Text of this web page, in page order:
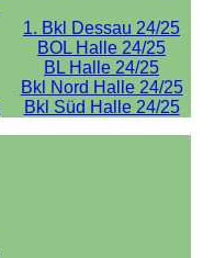
1. Bkl Dessau 24/25
BOL Halle 24/25
BL Halle 24/25
Bkl Nord Halle 24/25
Bkl Süd Halle 24/25